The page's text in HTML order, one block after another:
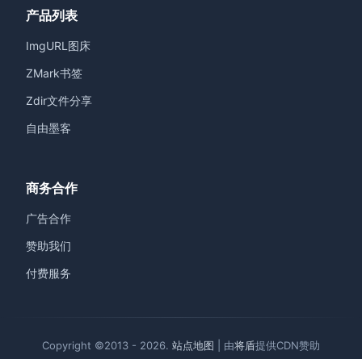
产品列表
ImgURL图床
ZMark书签
Zdir文件分享
自由墨客
商务合作
广告合作
赞助我们
付费服务
Copyright ©2013 - 2026. 站点地图 | 由将盾提供CDN赞助